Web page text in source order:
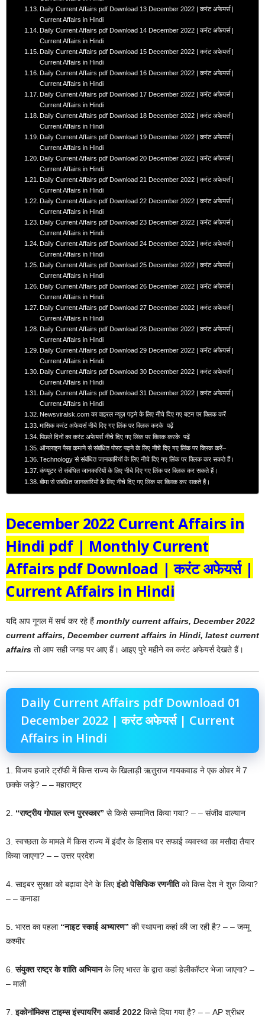
Daily Current Affairs pdf Download 13 December 2022 | करंट अफेयर्स |
Current Affairs in Hindi
Daily Current Affairs pdf Download 14 December 2022 | करंट अफेयर्स |
Current Affairs in Hindi
Daily Current Affairs pdf Download 15 December 2022 | करंट अफेयर्स |
Current Affairs in Hindi
Daily Current Affairs pdf Download 16 December 2022 | करंट अफेयर्स |
Current Affairs in Hindi
Daily Current Affairs pdf Download 17 December 2022 | करंट अफेयर्स |
Current Affairs in Hindi
Daily Current Affairs pdf Download 18 December 2022 | करंट अफेयर्स |
Current Affairs in Hindi
Daily Current Affairs pdf Download 19 December 2022 | करंट अफेयर्स |
Current Affairs in Hindi
Daily Current Affairs pdf Download 20 December 2022 | करंट अफेयर्स |
Current Affairs in Hindi
Daily Current Affairs pdf Download 21 December 2022 | करंट अफेयर्स |
Current Affairs in Hindi
Daily Current Affairs pdf Download 22 December 2022 | करंट अफेयर्स |
Current Affairs in Hindi
Daily Current Affairs pdf Download 23 December 2022 | करंट अफेयर्स |
Current Affairs in Hindi
Daily Current Affairs pdf Download 24 December 2022 | करंट अफेयर्स |
Current Affairs in Hindi
Daily Current Affairs pdf Download 25 December 2022 | करंट अफेयर्स |
Current Affairs in Hindi
Daily Current Affairs pdf Download 26 December 2022 | करंट अफेयर्स |
Current Affairs in Hindi
Daily Current Affairs pdf Download 27 December 2022 | करंट अफेयर्स |
Current Affairs in Hindi
Daily Current Affairs pdf Download 28 December 2022 | करंट अफेयर्स |
Current Affairs in Hindi
Daily Current Affairs pdf Download 29 December 2022 | करंट अफेयर्स |
Current Affairs in Hindi
Daily Current Affairs pdf Download 30 December 2022 | करंट अफेयर्स |
Current Affairs in Hindi
Daily Current Affairs pdf Download 31 December 2022 | करंट अफेयर्स |
Current Affairs in Hindi
Newsviralsk.com का वाइरल न्यूज़ पढ़ने के लिए नीचे दिए गए बटन पर क्लिक करें
मासिक करंट अफेयर्स नीचे दिए गए लिंक पर क्लिक करके पढ़ें
पिछले दिनों का करंट अफेयर्स नीचे दिए गए लिंक पर क्लिक करके पढ़ें
ऑनलाइन पैसा कमाने से संबंधित पोस्ट पढ़ने के लिए नीचे दिए गए लिंक पर क्लिक करें–
Technology से संबंधित जानकारियों के लिए नीचे दिए गए लिंक पर क्लिक कर सकते हैं।
कंप्यूटर से संबंधित जानकारियों के लिए नीचे दिए गए लिंक पर क्लिक कर सकते हैं।
बीमा से संबंधित जानकारियों के लिए नीचे दिए गए लिंक पर क्लिक कर सकते हैं।
December 2022 Current Affairs in
Hindi pdf | Monthly Current
Affairs pdf Download | करंट अफेयर्स |
Current Affairs in Hindi
यदि आप गूगल में सर्च कर रहे हैंmonthly current affairs, December 2022
current affairs, December current affairs in Hindi, latest current
affairs तो आप सही जगह पर आए हैं। आइए पुरे महीने का करंट अफेयर्स देखते हैं।
Daily Current Affairs pdf Download 01
December 2022 | करंट अफेयर्स | Current
Affairs in Hindi
1. विजय हजारे ट्रॉफी में किस राज्य के खिलाड़ी ऋतुराज गायकवाड ने एक ओवर में 7
छक्के जड़े? – – महाराष्ट्र
2. “राष्ट्रीय गोपाल रत्न पुरस्कार” से किसे सम्मानित किया गया? – – संजीव वाल्यान
3. स्वच्छता के मामले में किस राज्य में इंदौर के हिसाब पर सफाई व्यवस्था का मसौदा तैयार
किया जाएगा? – – उत्तर प्रदेश
4. साइबर सुरक्षा को बढ़ावा देने के लिएइंडो पेसिफिक रणनीतिको किस देश ने शुरु किया?
– – कनाडा
5. भारत का पहला “नाइट स्काई अभ्यारण” की स्थापना कहां की जा रही है? – – जम्मू
कश्मीर
6.संयुक्त राष्ट्र के शांति अभियानके लिए भारत के द्वारा कहां हेलीकॉप्टर भेजा जाएगा? –
– माली
7.इकोनॉमिक्स टाइम्स इंस्पायरिंग अवार्ड 2022 किसे दिया गया है? – – AP श्रीधर